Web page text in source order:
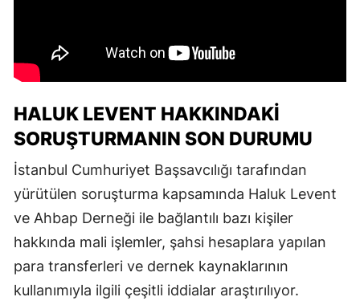
HALUK LEVENT HAKKINDAKI
SORUŞTURMANIN SON DURUMU
İstanbul Cumhuriyet Başsavcılığı tarafından
yürütülen soruşturma kapsamında Haluk Levent
ve Ahbap Derneği ile bağlantılı bazı kişiler
hakkında mali işlemler, şahsi hesaplara yapılan
para transferleri ve dernek kaynaklarının
kullanımıyla ilgili çeşitli iddialar araştırılıyor.